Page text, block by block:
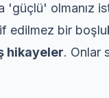
olmanız
edilmez bir
hikayeler. Onlar